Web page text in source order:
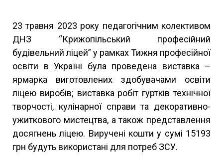
23 травня 2023 року педагогічним колективом
ДНЗ “Крижопільський професійний
будівельний ліцей” у рамках Тижня професійної
освіти в Україні була проведена виставка –
ярмарка виготовлених здобувачами освіти
ліцею виробів; виставка робіт гуртків технічної
творчості, кулінарної справи та декоративно-
ужиткового мистецтва, а також представлення
досягнень ліцею. Виручені кошти у сумі 15193
грн будуть використані для потреб ЗСУ.